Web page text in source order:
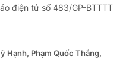
điện tử số 483/GP-BTTTT
Hạnh, Phạm Quốc Thắng,